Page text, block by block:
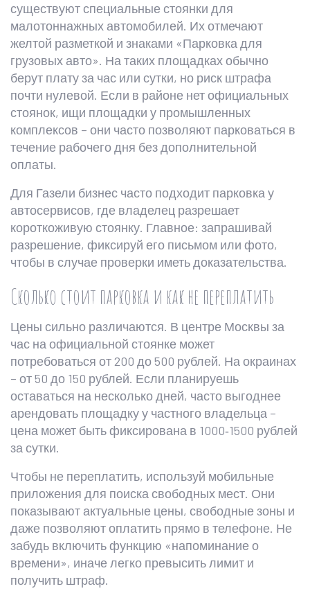
существуют специальные стоянки для
малотоннажных автомобилей. Их отмечают
желтой разметкой и знаками «Парковка для
грузовых авто». На таких площадках обычно
берут плату за час или сутки, но риск штрафа
почти нулевой. Если в районе нет официальных
стоянок, ищи площадки у промышленных
комплексов – они часто позволяют парковаться в
течение рабочего дня без дополнительной
оплаты.
Для Газели бизнес часто подходит парковка у
автосервисов, где владелец разрешает
короткоживую стоянку. Главное: запрашивай
разрешение, фиксируй его письмом или фото,
чтобы в случае проверки иметь доказательства.
Сколько стоит парковка и как не переплатить
Цены сильно различаются. В центре Москвы за
час на официальной стоянке может
потребоваться от 200 до 500 рублей. На окраинах
– от 50 до 150 рублей. Если планируешь
оставаться на несколько дней, часто выгоднее
арендовать площадку у частного владельца –
цена может быть фиксирована в 1000‑1500 рублей
за сутки.
Чтобы не переплатить, используй мобильные
приложения для поиска свободных мест. Они
показывают актуальные цены, свободные зоны и
даже позволяют оплатить прямо в телефоне. Не
забудь включить функцию «напоминание о
времени», иначе легко превысить лимит и
получить штраф.